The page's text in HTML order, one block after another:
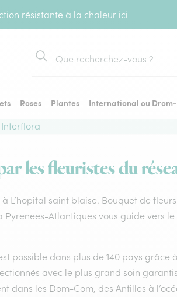
résistante à la chaleur ici
Rechercher
Roses Plantes
International ou
les fleuristes du
L’hopital saint blaise. Bouquet de
Atlantiques vous guide vers
possible dans plus de 140 pays grâce
avec le plus grand soin
dans les Dom-Com, des Antilles à